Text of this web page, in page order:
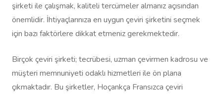
şirketi ile çalışmak, kaliteli tercümeler almanız açısından
önemlidir. İhtiyaçlarınıza en uygun çeviri şirketini seçmek
için bazı faktörlere dikkat etmeniz gerekmektedir.
Birçok çeviri şirketi; tecrübesi, uzman çevirmen kadrosu ve
müşteri memnuniyeti odaklı hizmetleri ile ön plana
çıkmaktadır. Bu şirketler, Hoçankça Fransızca çeviri